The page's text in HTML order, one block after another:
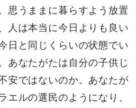
思うままに暮らすよう放置
人は本当に今日よりも良い
日と同じくらいの状態でい
あなたがたは自分の子供じ
安ではないのか。あなたが
エルの選民のようになり、